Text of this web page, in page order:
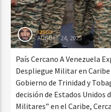
rasco
AUGUST 24, 2025
País Cercano A Venezuela
Despliegue Militar en
Gobierno de Trinidad y
decisión de Estados Unidos
Militares” en el Caribe,